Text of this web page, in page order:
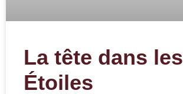
La tête dans les
Étoiles